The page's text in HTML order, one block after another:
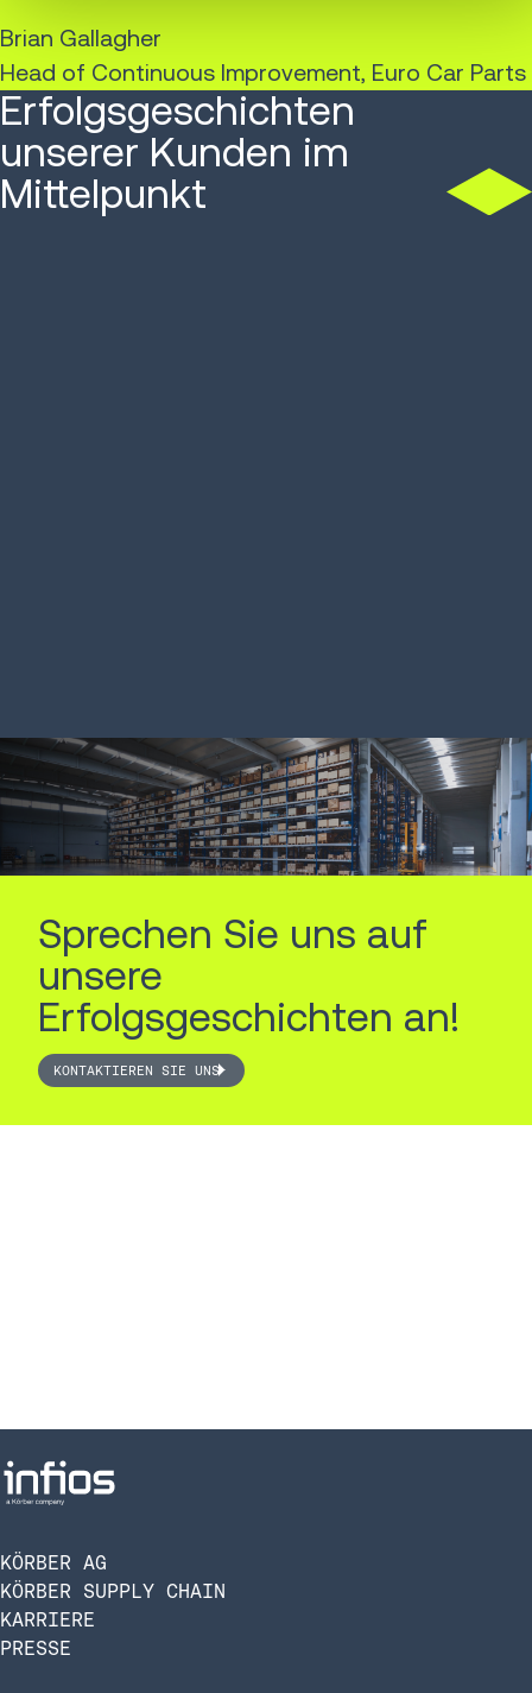
Brian Gallagher​
Head of Continuous Improvement, Euro Car Parts
Erfolgsgeschichten
unserer Kunden im
Mittelpunkt
Sprechen Sie uns auf
unsere
Erfolgsgeschichten an!
KONTAKTIEREN SIE UNS
KÖRBER AG
KÖRBER SUPPLY CHAIN
KARRIERE
PRESSE